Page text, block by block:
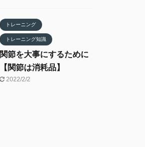
トレーニング
トレーニング知識
関節を大事にするために
【関節は消耗品】
2022/2/2